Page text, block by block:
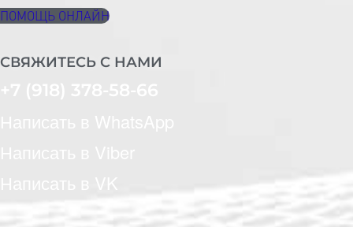
ПОМОЩЬ ОНЛАЙН
СВЯЖИТЕСЬ С НАМИ
Написать в VK